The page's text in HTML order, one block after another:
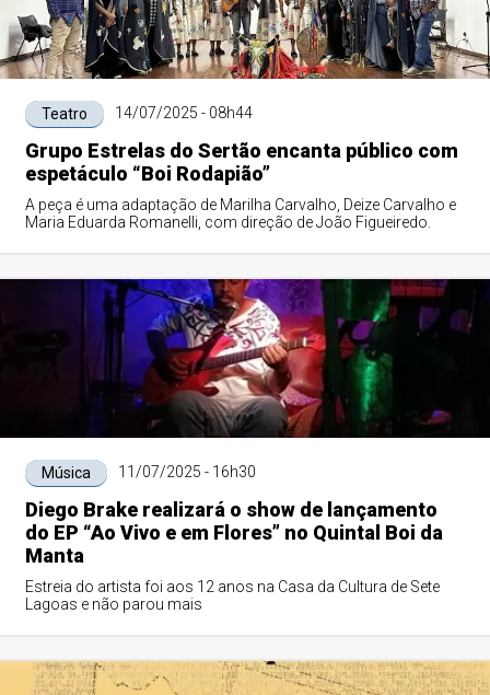
Teatro 14/07/2025 - 08h44
Grupo Estrelas do Sertão encanta público com
espetáculo “Boi Rodapião”
A peça é uma adaptação de Marilha Carvalho, Deize Carvalho e
Maria Eduarda Romanelli, com direção de João Figueiredo.
Música 11/07/2025 - 16h30
Diego Brake realizará o show de lançamento
do EP “Ao Vivo e em Flores” no Quintal Boi da
Manta
Estreia do artista foi aos 12 anos na Casa da Cultura de Sete
Lagoas e não parou mais